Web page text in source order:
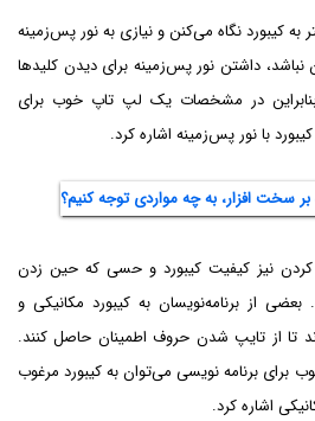
به کیبورد نگاه می‌کنن و نیازی به نور پس‌زمینه
نباشد، داشتن نور پس‌زمینه برای دیدن کلیدها
در مشخصات یک لپ تاپ خوب برای
با نور پس‌زمینه اشاره کرد.
کردن نیز کیفیت کیبورد و حسی که حین زدن
از برنامه‌نویسان به کیبورد مکانیکی و
تا از تایپ شدن حروف اطمینان حاصل کنند.
برای برنامه نویسی می‌توان به کیبورد مرغوب
اشاره کرد.